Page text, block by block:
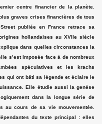
centre financier de la planète.
graves crises financières de tous
publiée en France retrace sa
hollandaises au XVIIe siècle
dans quelles circonstances la
s’est imposée face à de nombreux
spéculatives et les krachs
qui ont bâti sa légende et éclaire le
Elle étudie aussi la genèse
dans la longue série de
au cours de sa vie mouvementée.
du texte principal : elles